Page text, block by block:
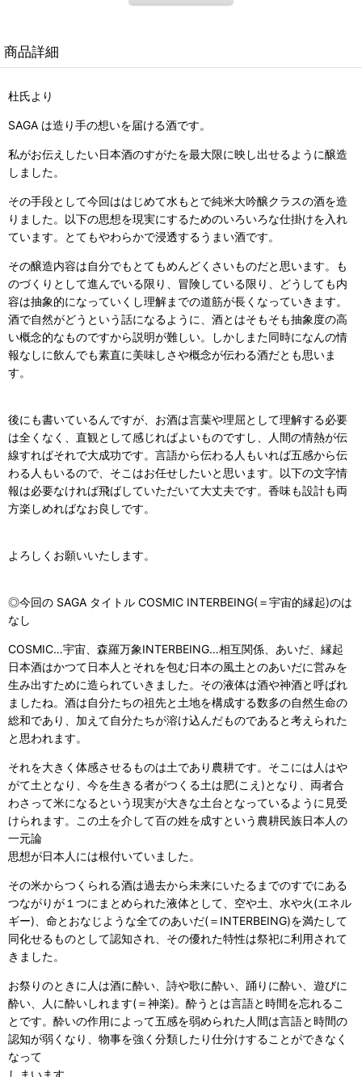
商品詳細
杜氏より
SAGA は造り手の想いを届ける酒です。
私がお伝えしたい日本酒のすがたを最大限に映し出せるように醸造
しました。
その手段として今回ははじめて水もとで純米大吟醸クラスの酒を造
りました。以下の思想を現実にするためのいろいろな仕掛けを入れ
ています。とてもやわらかで浸透するうまい酒です。
その醸造内容は自分でもとてもめんどくさいものだと思います。も
のづくりとして進んでいる限り、冒険している限り、どうしても内
容は抽象的になっていくし理解までの道筋が長くなっていきます。
酒で自然がどうという話になるように、酒とはそもそも抽象度の高
い概念的なものですから説明が難しい。しかしまた同時になんの情
報なしに飲んでも素直に美味しさや概念が伝わる酒だとも思いま
す。
後にも書いているんですが、お酒は言葉や理屈として理解する必要
は全くなく、直観として感じればよいものですし、人間の情熱が伝
線すればそれで大成功です。言語から伝わる人もいれば五感から伝
わる人もいるので、そこはお任せしたいと思います。以下の文字情
報は必要なければ飛ばしていただいて大丈夫です。香味も設計も両
方楽しめればなお良しです。
よろしくお願いいたします。
◎今回の SAGA タイトル COSMIC INTERBEING(＝宇宙的縁起)のは
なし
COSMIC…宇宙、森羅万象INTERBEING…相互関係、あいだ、縁起
日本酒はかつて日本人とそれを包む日本の風土とのあいだに営みを
生み出すために造られていきました。その液体は酒や神酒と呼ばれ
ましたね。酒は自分たちの祖先と土地を構成する数多の自然生命の
総和であり、加えて自分たちが溶け込んだものであると考えられた
と思われます。
それを大きく体感させるものは土であり農耕です。そこには人はや
がて土となり、今を生きる者がつくる土は肥(こえ)となり、両者合
わさって米になるという現実が大きな土台となっているように見受
けられます。この土を介して百の姓を成すという農耕民族日本人の
一元論
思想が日本人には根付いていました。
その米からつくられる酒は過去から未来にいたるまでのすでにある
つながりが１つにまとめられた液体として、空や土、水や火(エネル
ギー)、命とおなじような全てのあいだ(＝INTERBEING)を満たして
同化せるものとして認知され、その優れた特性は祭祀に利用されて
きました。
お祭りのときに人は酒に酔い、詩や歌に酔い、踊りに酔い、遊びに
酔い、人に酔いしれます(＝神楽)。酔うとは言語と時間を忘れるこ
とです。酔いの作用によって五感を弱められた人間は言語と時間の
認知が弱くなり、物事を強く分類したり仕分けすることができなく
なって
しまいます。